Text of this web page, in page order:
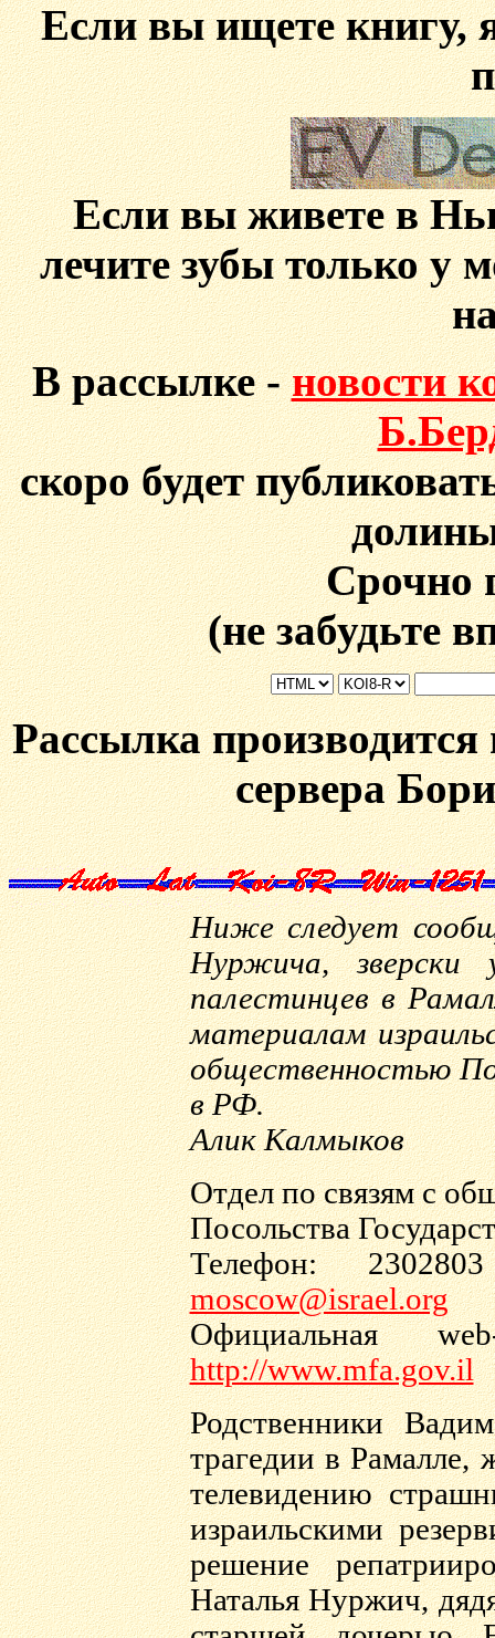
Если вы ищете книгу,
Если вы живете в
лечите зубы только у
В рассылке -новости
скоро будет
Срочно
(не забудьте
Рассылка производится
сервера
Ниже следует
Нуржича, зверски
палестинцев в
материалам
общественностью
в РФ.
Алик Калмыков
Отдел по связям с
Посольства
Телефон:
moscow@israel.org
Официальная
http://www.mfa.gov.il
Родственники
трагедии в
телевидению
израильскими
решение
Наталья Нуржич,